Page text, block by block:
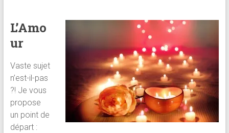
L’Amo
ur
Vaste sujet
n’est-il-pas
?! Je vous
propose
un point de
départ :